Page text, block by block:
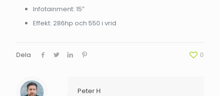
Infotainment: 15″
Effekt: 286hp och 550 i vrid
Dela 0
Peter H